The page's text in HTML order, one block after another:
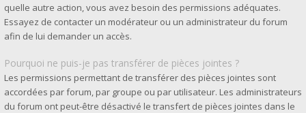
quelle autre action, vous avez besoin des permissions adéquates.
Essayez de contacter un modérateur ou un administrateur du forum
afin de lui demander un accès.
Pourquoi ne puis-je pas transférer de pièces jointes ?
Les permissions permettant de transférer des pièces jointes sont
accordées par forum, par groupe ou par utilisateur. Les administrateurs
du forum ont peut-être désactivé le transfert de pièces jointes dans le